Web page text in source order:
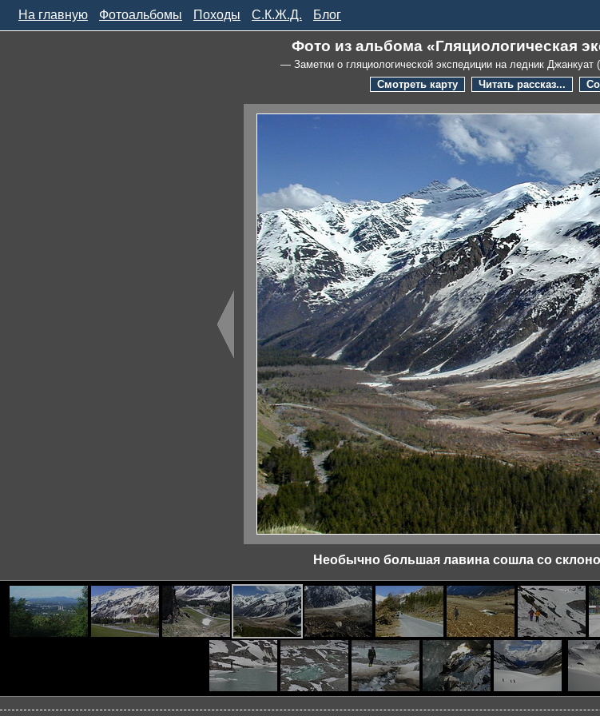
На главную Фотоальбомы Походы С.К.Ж.Д. Блог
Фото из альбома «Гляциологическая
— Заметки о гляциологической экспедиции на ледник
Смотреть карту
Читать рассказ...
Необычно большая лавина сошла со